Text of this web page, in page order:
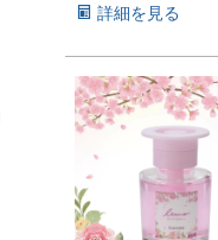
詳細を見る